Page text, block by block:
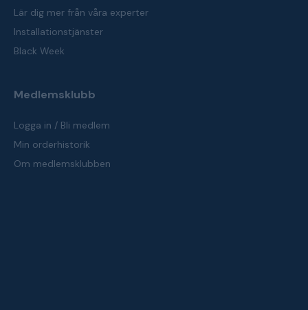
Lär dig mer från våra experter
Installationstjänster
Black Week
Medlemsklubb
Logga in / Bli medlem
Min orderhistorik
Om medlemsklubben